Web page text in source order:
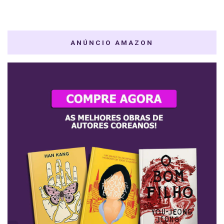
ANÚNCIO AMAZON